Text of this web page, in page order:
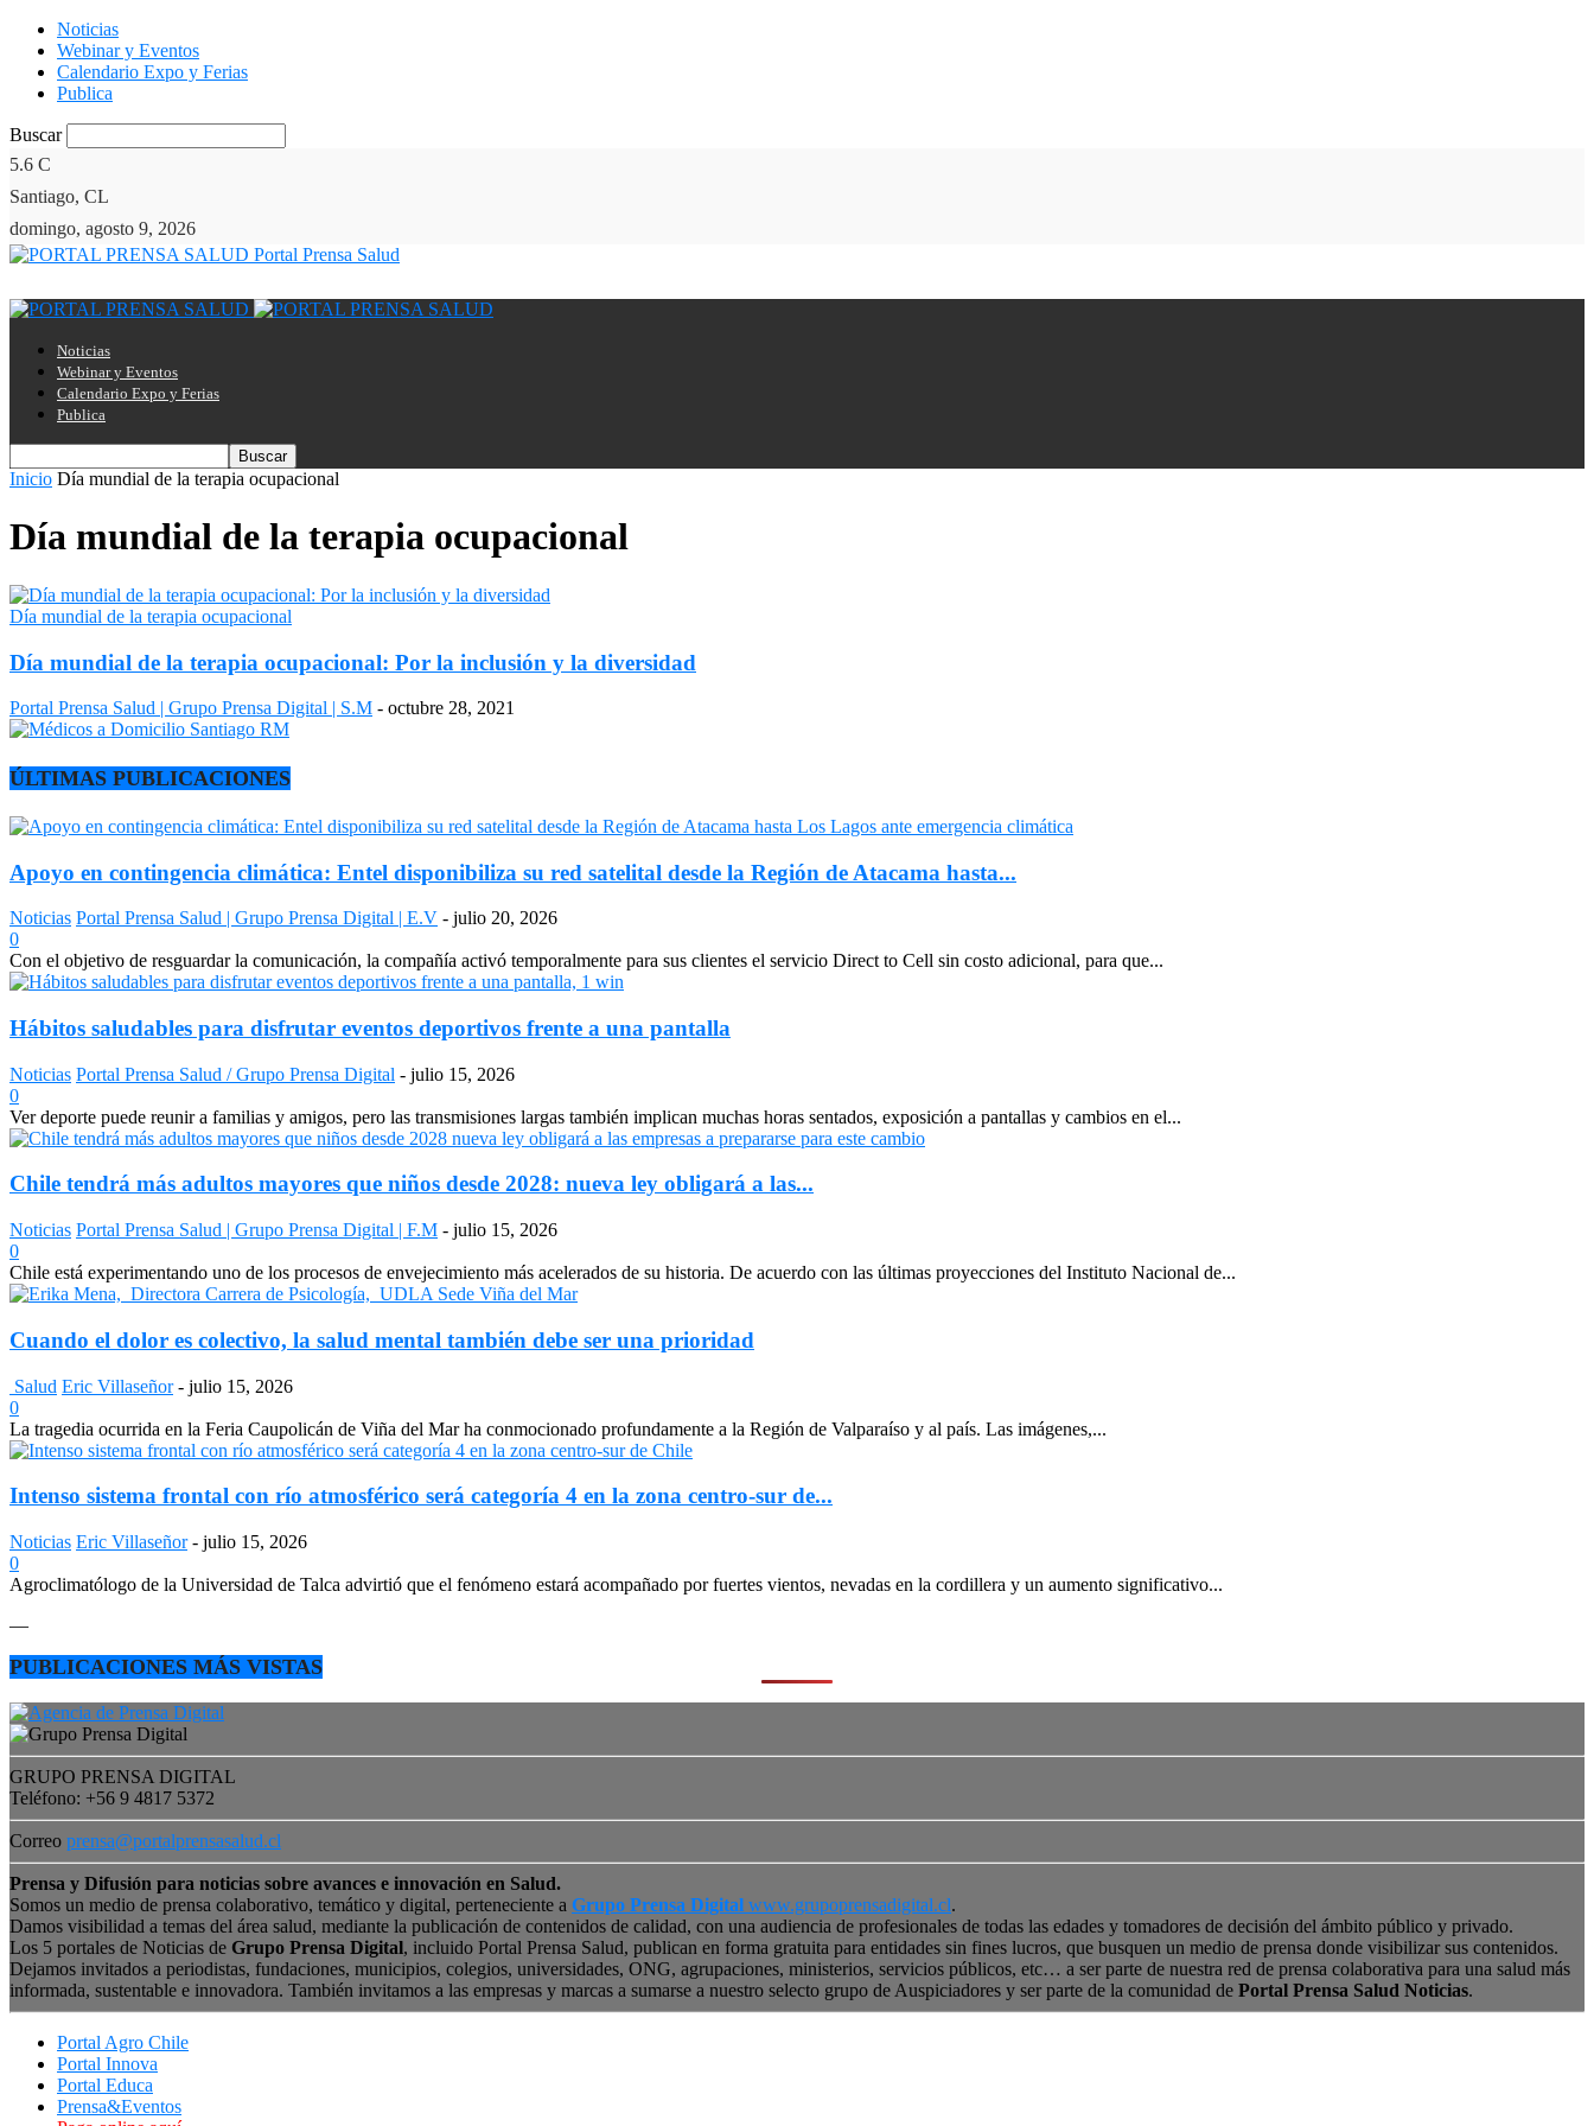
Noticias
Webinar y Eventos
Calendario Expo y Ferias
Publica
Buscar
5.6 C
Santiago, CL
domingo, agosto 9, 2026
Portal Prensa Salud
Noticias
Webinar y Eventos
Calendario Expo y Ferias
Publica
Inicio Día mundial de la terapia ocupacional
Día mundial de la terapia ocupacional
Día mundial de la terapia ocupacional
Día mundial de la terapia ocupacional: Por la inclusión y la diversidad
Portal Prensa Salud | Grupo Prensa Digital | S.M - octubre 28, 2021
ÚLTIMAS PUBLICACIONES
Apoyo en contingencia climática: Entel disponibiliza su red satelital desde la Región de Atacama hasta...
Noticias Portal Prensa Salud | Grupo Prensa Digital | E.V - julio 20, 2026
0
Con el objetivo de resguardar la comunicación, la compañía activó temporalmente para sus clientes el servicio Direct to Cell sin costo adicional, para que...
Hábitos saludables para disfrutar eventos deportivos frente a una pantalla
Noticias Portal Prensa Salud / Grupo Prensa Digital - julio 15, 2026
0
Ver deporte puede reunir a familias y amigos, pero las transmisiones largas también implican muchas horas sentados, exposición a pantallas y cambios en el...
Chile tendrá más adultos mayores que niños desde 2028: nueva ley obligará a las...
Noticias Portal Prensa Salud | Grupo Prensa Digital | F.M - julio 15, 2026
0
Chile está experimentando uno de los procesos de envejecimiento más acelerados de su historia. De acuerdo con las últimas proyecciones del Instituto Nacional de...
Cuando el dolor es colectivo, la salud mental también debe ser una prioridad
Salud Eric Villaseñor - julio 15, 2026
0
La tragedia ocurrida en la Feria Caupolicán de Viña del Mar ha conmocionado profundamente a la Región de Valparaíso y al país. Las imágenes,...
Intenso sistema frontal con río atmosférico será categoría 4 en la zona centro-sur de...
Noticias Eric Villaseñor - julio 15, 2026
0
Agroclimatólogo de la Universidad de Talca advirtió que el fenómeno estará acompañado por fuertes vientos, nevadas en la cordillera y un aumento significativo...
—
PUBLICACIONES MÁS VISTAS
GRUPO PRENSA DIGITAL
Teléfono: +56 9 4817 5372
Correo prensa@portalprensasalud.cl
Prensa y Difusión para noticias sobre avances e innovación en Salud.
Somos un medio de prensa colaborativo, temático y digital, perteneciente a Grupo Prensa Digital www.grupoprensadigital.cl.
Damos visibilidad a temas del área salud, mediante la publicación de contenidos de calidad, con una audiencia de profesionales de todas las edades y tomadores de decisión del ámbito público y privado.
Los 5 portales de Noticias de Grupo Prensa Digital, incluido Portal Prensa Salud, publican en forma gratuita para entidades sin fines lucros, que busquen un medio de prensa donde visibilizar sus contenidos.
Dejamos invitados a periodistas, fundaciones, municipios, colegios, universidades, ONG, agrupaciones, ministerios, servicios públicos, etc… a ser parte de nuestra red de prensa colaborativa para una salud más
informada, sustentable e innovadora. También invitamos a las empresas y marcas a sumarse a nuestro selecto grupo de Auspiciadores y ser parte de la comunidad de Portal Prensa Salud Noticias.
Portal Agro Chile
Portal Innova
Portal Educa
Prensa&Eventos